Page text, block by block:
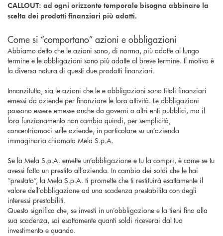
CALLOUT: ad ogni orizzonte temporale bisogna abbinare la
scelta dei prodotti finanziari più adatti.
Come si “comportano” azioni e obbligazioni
Abbiamo detto che le azioni sono, di norma, più adatte al lungo
termine e le obbligazioni sono più adatte al breve termine. Il motivo è
la diversa natura di questi due prodotti finanziari.
Innanzitutto, sia le azioni che le e obbligazioni sono titoli finanziari
emessi da aziende per finanziare le loro attività. Le obbligazioni
possono essere emesse anche da governi o altri enti pubblici, ma il
loro funzionamento non cambia quindi, per semplicità,
concentriamoci sulle aziende, in particolare su un’azienda
immaginaria chiamata Mela S.p.A.
Se la Mela S.p.A. emette un’obbligazione e tu la compri, è come se tu
avessi fatto un prestito all’azienda. In cambio dei soldi che le hai
“prestato”, la Mela S.p.A. ti promette che ti restituirà esattamente il
valore dell’obbligazione ad una scadenza prestabilita con degli
interessi prestabiliti.
Questo significa che, se investi in un’obbligazione e la tieni fino alla
sua scadenza, sai esattamente quanti soldi riceverai dal tuo
investimento e quando.